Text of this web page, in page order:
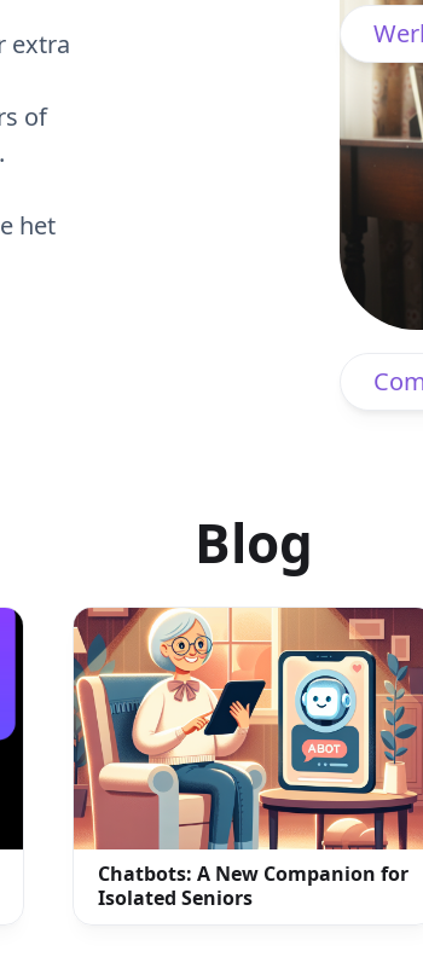
extra
of
het
Blog
Chatbots: A New Companion for
Isolated Seniors